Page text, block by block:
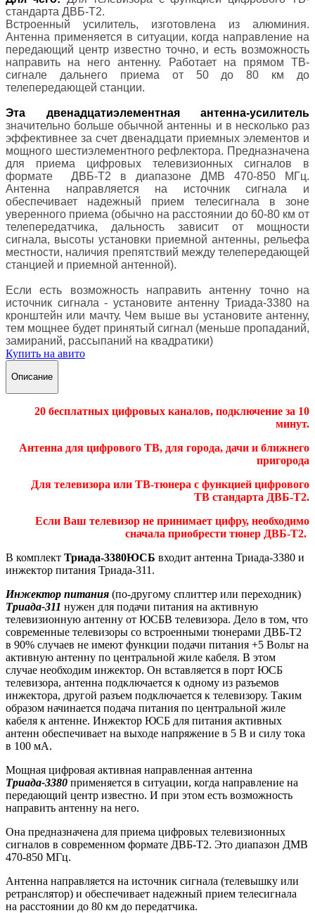
стандарта ДВБ-T2.
Встроенный усилитель, изготовлена из алюминия.
Антенна применяется в ситуации, когда направление на
передающий центр известно точно, и есть возможность
направить на него антенну. Работает на прямом ТВ-
сигнале дальнего приема от 50 до 80 км до
телепередающей станции.
Эта двенадцатиэлементная антенна-усилитель
значительно больше обычной антенны и в несколько раз
эффективнее за счет двенадцати приемных элементов и
мощного шестиэлементного рефлектора. Предназначена
для приема цифровых телевизионных сигналов в
формате ДВБ-T2 в диапазоне ДМВ 470-850 МГц.
Антенна направляется на источник сигнала и
обеспечивает надежный прием телесигнала в зоне
уверенного приема (обычно на расстоянии до 60-80 км от
телепередатчика, дальность зависит от мощности
сигнала, высоты установки приемной антенны, рельефа
местности, наличия препятствий между телепередающей
станцией и приемной антенной).
Если есть возможность направить антенну точно на
источник сигнала - установите антенну Триада-3380 на
кронштейн или мачту. Чем выше вы установите антенну,
тем мощнее будет принятый сигнал (меньше пропаданий,
замираний, рассыпаний на квадратики)
Купить на авито
Описание
20 бесплатных цифровых каналов, подключение за 10
минут.
Антенна для цифрового ТВ, для города, дачи и ближнего
пригорода
Для телевизора или ТВ-тюнера с функцией цифрового
ТВ стандарта ДВБ-T2.
Если Ваш телевизор не принимает цифру, необходимо
сначала приобрести тюнер ДВБ-T2.
В комплект Триада-3380ЮСБ входит антенна Триада-3380 и
инжектор питания Триада-311.
Инжектор питания (по-другому сплиттер или переходник)
Триада-311 нужен для подачи питания на активную
телевизионную антенну от ЮСБB телевизора. Дело в том, что
современные телевизоры со встроенными тюнерами ДВБ-T2
в 90% случаев не имеют функции подачи питания +5 Вольт на
активную антенну по центральной жиле кабеля. В этом
случае необходим инжектор. Он вставляется в порт ЮСБ
телевизора, антенна подключается к одному из разъемов
инжектора, другой разъем подключается к телевизору. Таким
образом начинается подача питания по центральной жиле
кабеля к антенне. Инжектор ЮСБ для питания активных
антенн обеспечивает на выходе напряжение в 5 В и силу тока
в 100 мА.
Мощная цифровая активная направленная антенна
Триада-3380 применяется в ситуации, когда направление на
передающий центр известно. И при этом есть возможность
направить антенну на него.
Она предназначена для приема цифровых телевизионных
сигналов в современном формате ДВБ-T2. Это диапазон ДМВ
470-850 МГц.
Антенна направляется на источник сигнала (телевышку или
ретранслятор) и обеспечивает надежный прием телесигнала
на расстоянии до 80 км до передатчика.